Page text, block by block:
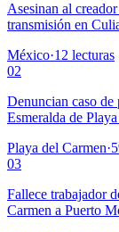
Asesinan al
transmisión en
México·12 lecturas
02
Denuncian caso
Esmeralda de
Playa del Carmen·
03
Fallece trabajador
Carmen a Puerto